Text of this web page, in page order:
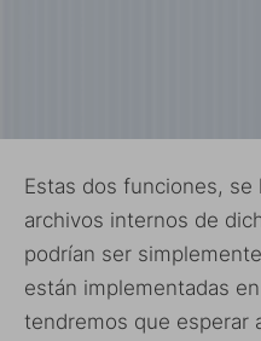
Estas dos funciones, se
archivos internos de
podrían ser
están implementadas
tendremos que esperar